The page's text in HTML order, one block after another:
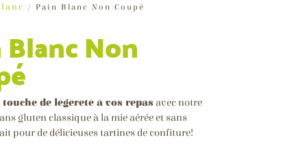
/ Pain Blanc Non Coupé
Non
touche de légèreté à vos repasavec notre
gluten classique à la mie aérée et sans
pour de délicieuses tartines de confiture!